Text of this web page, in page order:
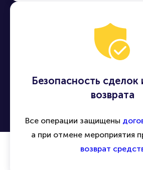
Безопасность сделок
возврата
Все операции защищены
а при отмене мероприятия
возврат